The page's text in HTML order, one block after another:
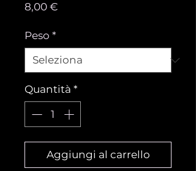
8,00 €
Peso *
Quantità *
Aggiungi al carrello